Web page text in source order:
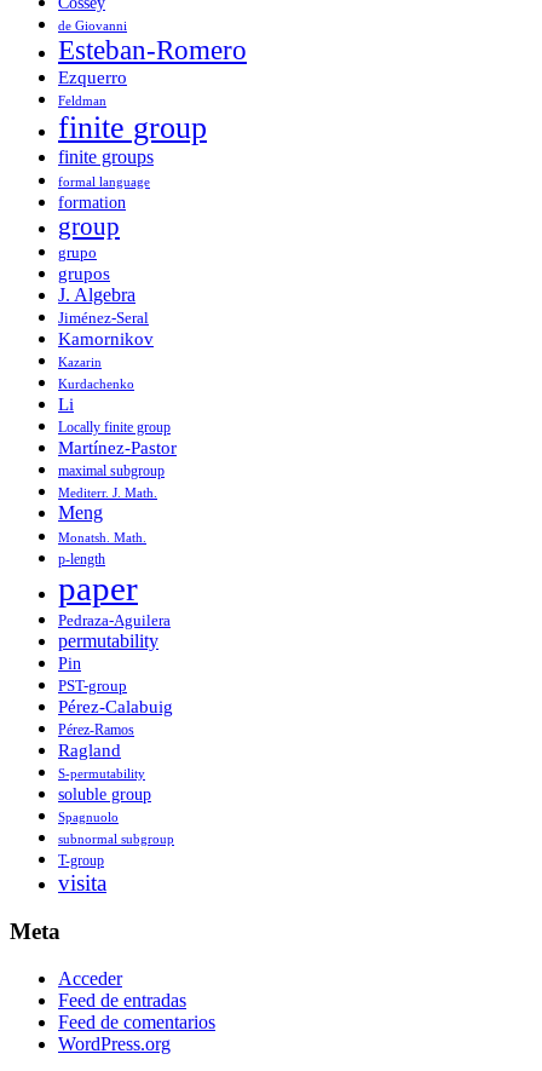
de Giovanni
Esteban-Romero
Ezquerro
Feldman
finite group
finite groups
formal language
formation
group
grupo
grupos
J. Algebra
Jiménez-Seral
Kamornikov
Kazarin
Kurdachenko
Li
Locally finite group
Martínez-Pastor
maximal subgroup
Mediterr. J. Math.
Meng
Monatsh. Math.
p-length
paper
Pedraza-Aguilera
permutability
Pin
PST-group
Pérez-Calabuig
Pérez-Ramos
Ragland
S-permutability
soluble group
Spagnuolo
subnormal subgroup
T-group
visita
Meta
Acceder
Feed de entradas
Feed de comentarios
WordPress.org